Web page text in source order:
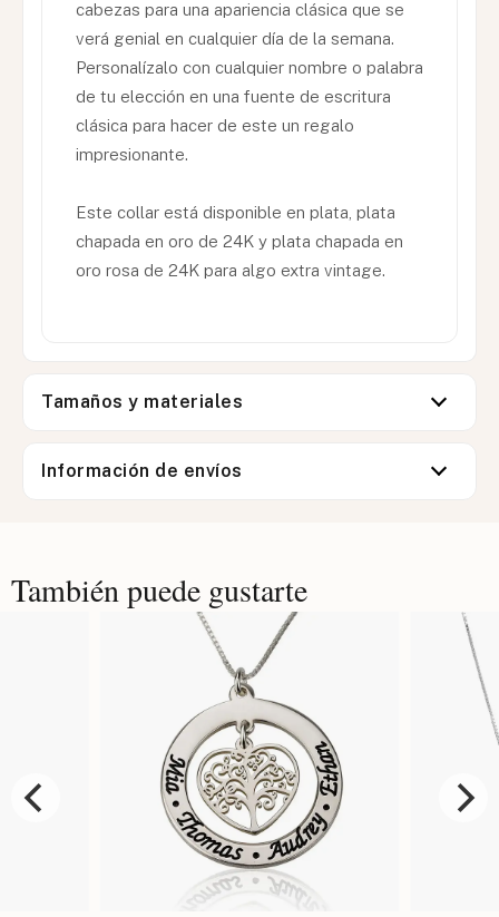
cabezas para una apariencia clásica que se
verá genial en cualquier día de la semana.
Personalízalo con cualquier nombre o palabra
de tu elección en una fuente de escritura
clásica para hacer de este un regalo
impresionante.
Este collar está disponible en plata, plata
chapada en oro de 24K y plata chapada en
oro rosa de 24K para algo extra vintage.
Tamaños y materiales
Información de envíos
También puede gustarte